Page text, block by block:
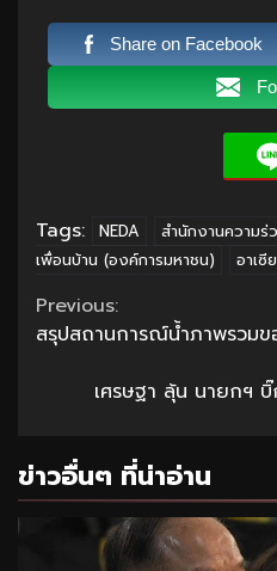
Share on Facebook
Tags: NEDA
สำนักงานความร่
เพื่อนบ้าน (องค์การมหาชน)
อาเซี
Continue
Reading
Previous:
สรุปสถานการณ์น้ำภาพรวม
เศรษฐา ลุ้น นายกฯ
ข่าวอื่นๆ ที่น่าอ่าน